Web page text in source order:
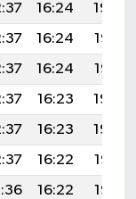
16:24
19:34
16:24
19:33
16:24
19:32
16:23
19:30
16:23
19:29
16:22
19:28
16:22
19:27